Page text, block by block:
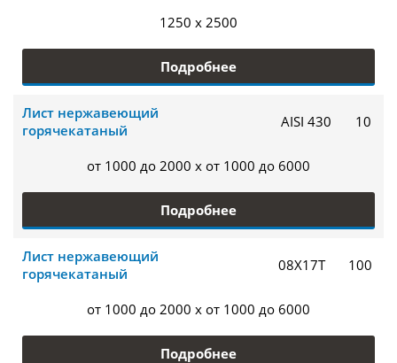
1250 x 2500
Подробнее
Лист нержавеющий
горячекатаный
AISI 430 10
от 1000 до 2000 x от 1000 до 6000
Подробнее
Лист нержавеющий
горячекатаный
08Х17Т 100
от 1000 до 2000 x от 1000 до 6000
Подробнее